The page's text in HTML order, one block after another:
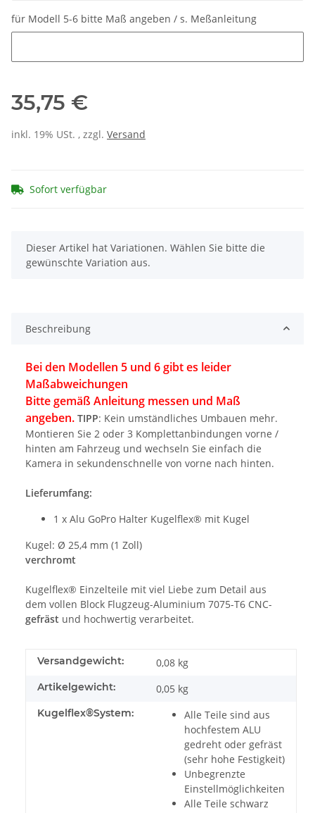
für Modell 5-6 bitte Maß angeben / s. Meßanleitung
35,75 €
inkl. 19% USt. , zzgl. Versand
Sofort verfügbar
x
Dieser Artikel hat Variationen. Wählen Sie bitte die
gewünschte Variation aus.
Beschreibung
Bei den Modellen 5 und 6 gibt es leider
Maßabweichungen
Bitte gemäß Anleitung messen und Maß
angeben. TIPP: Kein umständliches Umbauen mehr.
Montieren Sie 2 oder 3 Komplettanbindungen vorne /
hinten am Fahrzeug und wechseln Sie einfach die
Kamera in sekundenschnelle von vorne nach hinten.
Lieferumfang:
1 x Alu GoPro Halter Kugelflex® mit Kugel
Kugel: Ø 25,4 mm (1 Zoll)
verchromt
Kugelflex® Einzelteile mit viel Liebe zum Detail aus
dem vollen Block Flugzeug-Aluminium 7075-T6 CNC-
gefräst und hochwertig verarbeitet.
Versandgewicht: 0,08 kg
Artikelgewicht: 0,05 kg
Kugelflex®System:
Alle Teile sind aus
hochfestem ALU
gedreht oder gefräst
(sehr hohe Festigkeit)
Unbegrenzte
Einstellmöglichkeiten
Alle Teile schwarz